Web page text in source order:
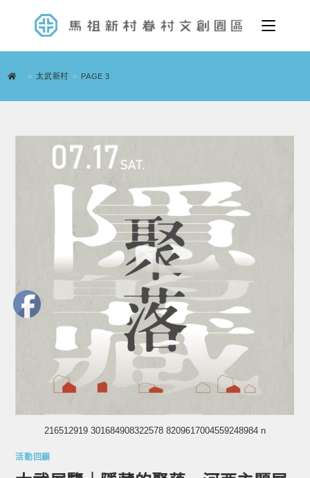
> 太武新村 > PAGE 3
216512919 301684908322578 8209617004559248984 n
活動回顧